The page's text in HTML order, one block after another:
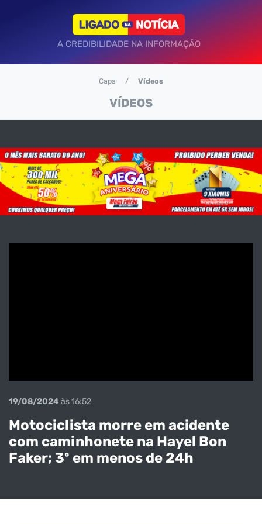
A CREDIBILIDADE NA INFORMAÇÃO
VÍDEOS
Capa Vídeos
19/08/2024 às 16:52
Motociclista morre em acidente
com caminhonete na Hayel Bon
Faker; 3º em menos de 24h
Sequestradore